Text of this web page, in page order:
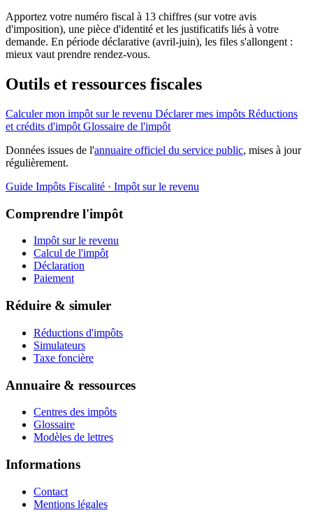
Apportez votre numéro fiscal à 13 chiffres (sur votre avis
d'imposition), une pièce d'identité et les justificatifs liés à votre
demande. En période déclarative (avril-juin), les files s'allongent :
mieux vaut prendre rendez-vous.
Outils et ressources fiscales
Calculer mon impôt sur le revenu Déclarer mes impôts Réductions
et crédits d'impôt Glossaire de l'impôt
Données issues de l'annuaire officiel du service public, mises à jour
régulièrement.
Guide Impôts Fiscalité · Impôt sur le revenu
Comprendre l'impôt
Impôt sur le revenu
Calcul de l'impôt
Déclaration
Paiement
Réduire & simuler
Réductions d'impôts
Simulateurs
Taxe foncière
Annuaire & ressources
Centres des impôts
Glossaire
Modèles de lettres
Informations
Contact
Mentions légales